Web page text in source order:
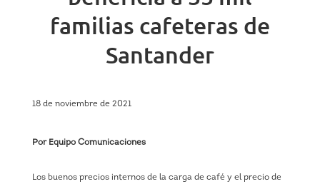
familias cafeteras de
Santander
18 de noviembre de 2021
Por Equipo Comunicaciones
Los buenos precios internos de la carga de café y el precio de